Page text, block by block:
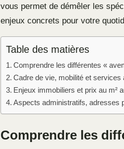
vous permet de démêler les
enjeux concrets pour votre
Table des matières
Comprendre les différentes «
Cadre de vie, mobilité et services
Enjeux immobiliers et prix au m²
Aspects administratifs, adresses
Comprendre les